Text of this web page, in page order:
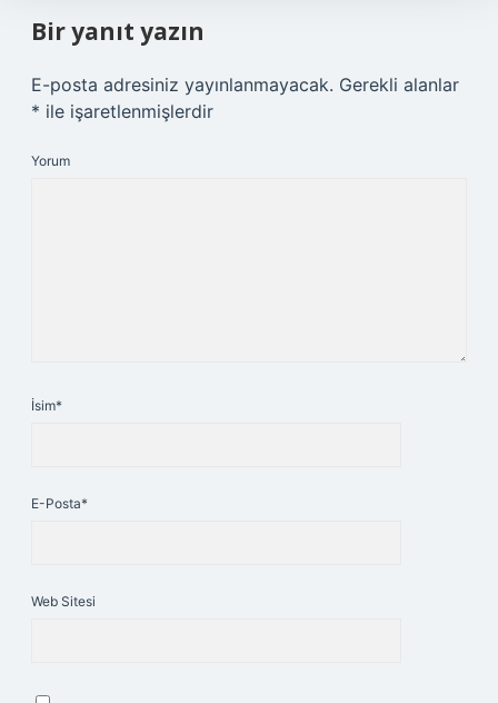
Bir yanıt yazın
E-posta adresiniz yayınlanmayacak. Gerekli alanlar
* ile işaretlenmişlerdir
Yorum
İsim*
E-Posta*
Web Sitesi